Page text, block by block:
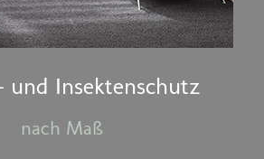
und Insektenschutz
nach Maß